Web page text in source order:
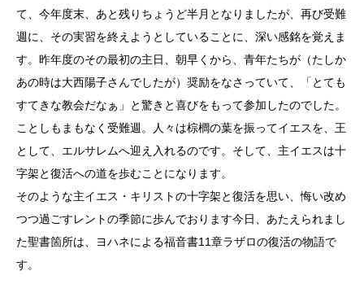
て、今年度末、あと残りちょうど半月となりましたが、再び受難
週に、その実習を終えようとしていることに、深い感銘を覚えま
す。昨年度のその最初の主日、朝早くから、青年たちが（たしか
あの時は大西陽子さんでしたが）奨励をなさっていて、「とても
すてきな教会だなぁ」と驚きと喜びをもって参加したのでした。
ことしもまもなく受難週。人々は棕櫚の葉を振ってイエスを、王
として、エルサレムへ迎え入れるのです。そして、主イエスは十
字架と復活への道を歩むことになります。
そのような主イエス・キリストの十字架と復活を思い、悔い改め
つつ過ごすレントの季節に歩んでおります今日、あたえられまし
た聖書箇所は、ヨハネによる福音書11章ラザロの復活の物語で
す。